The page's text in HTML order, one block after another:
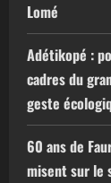
Lomé
Adétikopé :
cadres du
geste
60 ans de
misent sur le